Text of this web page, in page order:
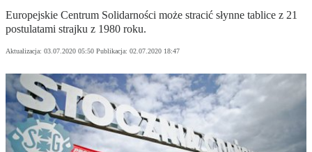
Europejskie Centrum Solidarności może stracić słynne tablice z 21
postulatami strajku z 1980 roku.
Aktualizacja: 03.07.2020 05:50 Publikacja: 02.07.2020 18:47